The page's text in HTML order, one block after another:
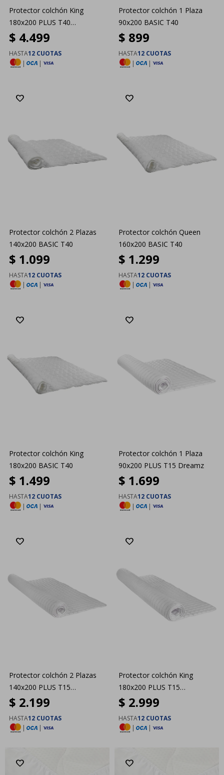
Protector colchón King
180x200 PLUS T40
Dreamzone
$ 4.499
HASTA12 CUOTAS
|
|
Protector colchón 1 Plaza
90x200 BASIC T40
$ 899
HASTA12 CUOTAS
|
|
Protector colchón 2 Plazas
140x200 BASIC T40
$ 1.099
HASTA12 CUOTAS
|
|
Protector colchón Queen
160x200 BASIC T40
$ 1.299
HASTA12 CUOTAS
|
|
Protector colchón King
180x200 BASIC T40
$ 1.499
HASTA12 CUOTAS
|
|
Protector colchón 1 Plaza
90x200 PLUS T15 Dreamz
$ 1.699
HASTA12 CUOTAS
|
|
Protector colchón 2 Plazas
140x200 PLUS T15
Dreamzone
$ 2.199
HASTA12 CUOTAS
|
|
Protector colchón King
180x200 PLUS T15
Dreamzone
$ 2.999
HASTA12 CUOTAS
|
|